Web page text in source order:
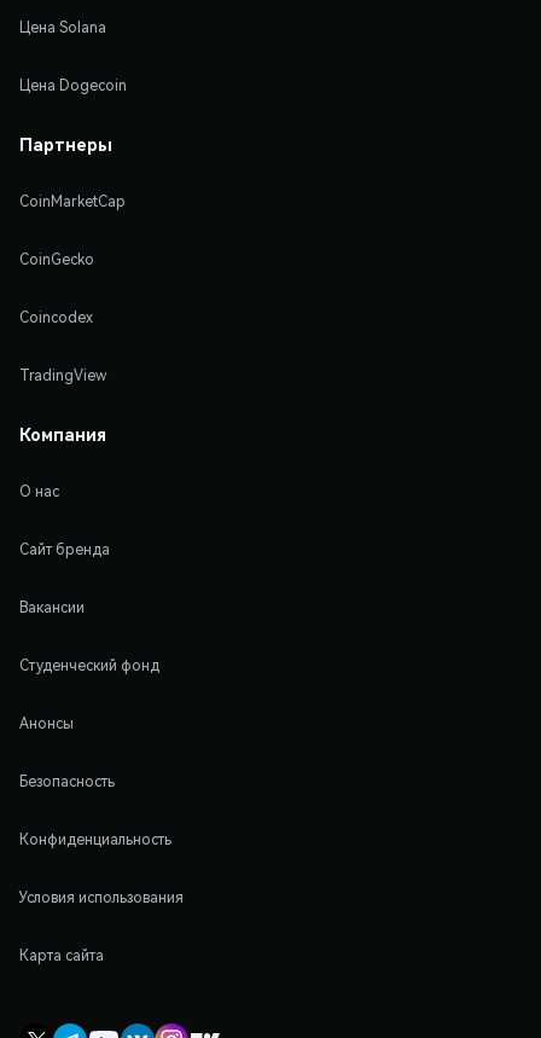
Цена Solana
Цена Dogecoin
Партнеры
CoinMarketCap
CoinGecko
Coincodex
TradingView
Компания
О нас
Сайт бренда
Вакансии
Студенческий фонд
Анонсы
Безопасность
Конфиденциальность
Условия использования
Карта сайта